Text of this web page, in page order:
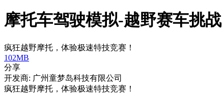
摩托车驾驶模拟-越野赛车挑战
疯狂越野摩托，体验极速特技竞赛！
102MB
分享
开发商: 广州童梦岛科技有限公司
疯狂越野摩托，体验极速特技竞赛！